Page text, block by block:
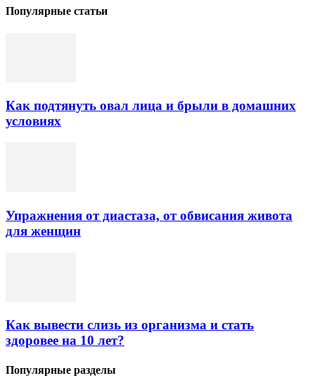
Популярные статьи
Как подтянуть овал лица и брыли в домашних
условиях
Упражнения от диастаза, от обвисания живота
для женщин
Как вывести слизь из организма и стать
здоровее на 10 лет?
Популярные разделы